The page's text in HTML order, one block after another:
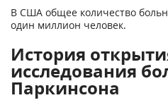
В США общее количество
один миллион человек.
История
исследования
Паркинсона